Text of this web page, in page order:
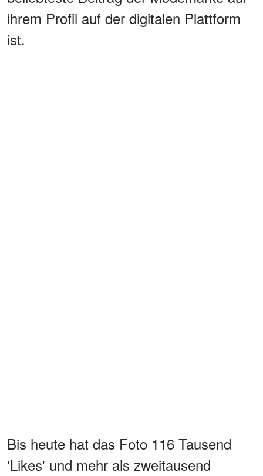
ihrem Profil auf der digitalen Plattform
ist.
Bis heute hat das Foto 116 Tausend
'Likes' und mehr als zweitausend